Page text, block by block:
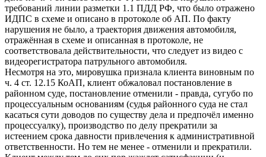
требований линии разметки 1.1 ПДД РФ, что было отражено
ИДПС в схеме и описано в протоколе об АП. По факту
нарушения не было, а траектория движения автомобиля,
отражённая в схеме и описанная в протоколе, не
соответствовала действительности, что следует из видео с
видеорегистратора патрульного автомобиля.
Несмотря на это, мировушка признала клиента виновным по
ч. 4 ст. 12.15 КоАП, клиент обжаловал постановление в
районном суде, постановление отменили - правда, сугубо по
процессуальным основаниям (судья районного суда не стал
касаться сути доводов по существу дела и предпочёл именно
процессуалку), производство по делу прекратили за
истеением срока давности привлечения к административной
ответственности. Но тем не менее - отменили и прекратили.